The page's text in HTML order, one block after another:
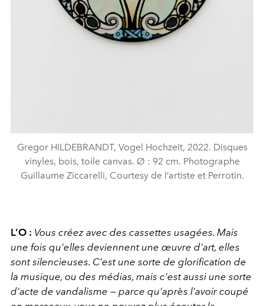
Gregor HILDEBRANDT, Vogel Hochzeit, 2022. Disques
vinyles, bois, toile canvas. Ø : 92 cm. Photographe
Guillaume Ziccarelli, Courtesy de l’artiste et Perrotin.
L’O : Vous créez avec des cassettes usagées. Mais
une fois qu'elles deviennent une œuvre d'art, elles
sont silencieuses. C'est une sorte de glorification de
la musique, ou des médias, mais c'est aussi une sorte
d'acte de vandalisme — parce qu'après l'avoir coupé